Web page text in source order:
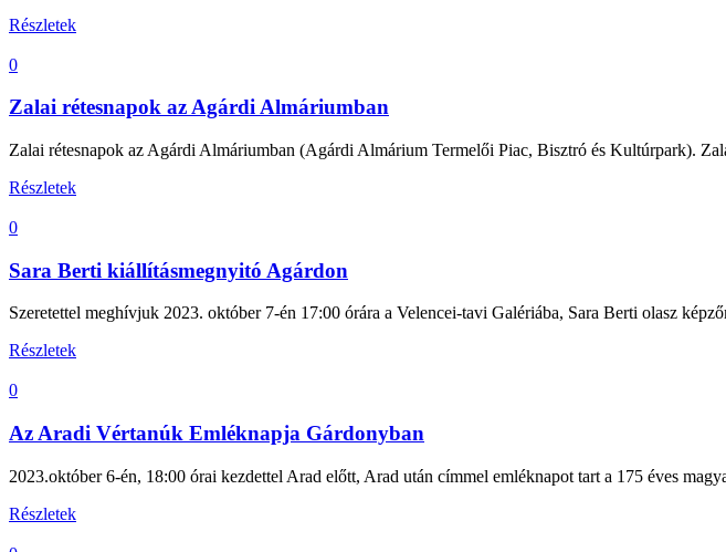
Részletek
0
Zalai rétesnapok az Agárdi Almáriumban
Zalai rétesnapok az Agárdi Almáriumban (Agárdi Almárium Termelői Piac, Bisztró és Kultúrpark).
Részletek
0
Sara Berti kiállításmegnyitó Agárdon
Szeretettel meghívjuk 2023. október 7-én 17:00 órára a Velencei-tavi Galériába, Sara Berti olasz
Részletek
0
Az Aradi Vértanúk Emléknapja Gárdonyban
2023.október 6-én, 18:00 órai kezdettel Arad előtt, Arad után címmel emléknapot tart a 175 éves
Részletek